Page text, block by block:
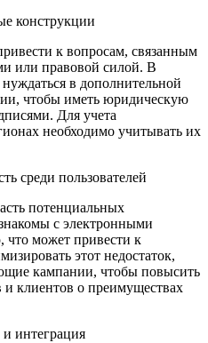
конструкции
к вопросам, связанным
или правовой силой. В
в дополнительной
чтобы иметь юридическую
Для учета
необходимо учитывать их
среди пользователей
потенциальных
с электронными
может привести к
этот недостаток,
кампании, чтобы повысить
и клиентов о преимуществах
интеграция